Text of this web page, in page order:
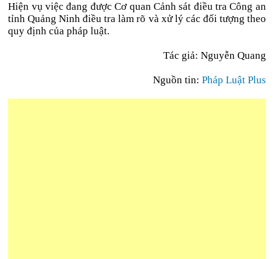
Hiện vụ việc đang được Cơ quan Cảnh sát điều tra Công an
tỉnh Quảng Ninh điều tra làm rõ và xử lý các đối tượng theo
quy định của pháp luật.
Tác giả: Nguyễn Quang
Nguồn tin: Pháp Luật Plus